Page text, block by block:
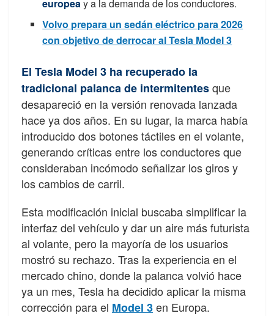
europeay a la demanda de los conductores.
Volvo prepara un sedán eléctrico para 2026
con objetivo de derrocar al Tesla Model 3
El Tesla Model 3 ha recuperado la
tradicional palanca de intermitentesque
desapareció en la versión renovada lanzada
hace ya dos años. En su lugar, la marca había
introducido dos botones táctiles en el volante,
generando críticas entre los conductores que
consideraban incómodo señalizar los giros y
los cambios de carril.
Esta modificación inicial buscaba simplificar la
interfaz del vehículo y dar un aire más futurista
al volante, pero la mayoría de los usuarios
mostró su rechazo. Tras la experiencia en el
mercado chino, donde la palanca volvió hace
ya un mes, Tesla ha decidido aplicar la misma
corrección para el Model 3en Europa.